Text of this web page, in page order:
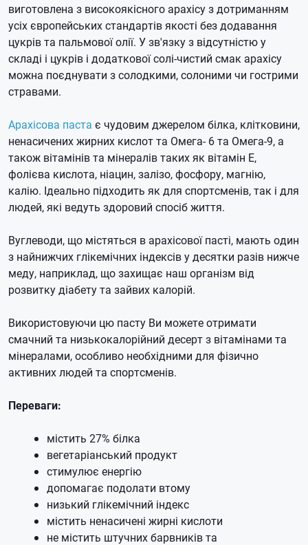
виготовлена з високоякісного арахісу з дотриманням
усіх європейських стандартів якості без додавання
цукрів та пальмової олії. У зв'язку з відсутністю у
складі і цукрів і додаткової солі-чистий смак арахісу
можна поєднувати з солодкими, солоними чи гострими
стравами.
Арахісова паста є чудовим джерелом білка, клітковини,
ненасичених жирних кислот та Омега- 6 та Омега-9, а
також вітамінів та мінералів таких як вітамін Е,
фолієва кислота, ніацин, залізо, фосфору, магнію,
калію. Ідеально підходить як для спортсменів, так і для
людей, які ведуть здоровий спосіб життя.
Вуглеводи, що містяться в арахісової пасті, мають один
з найнижчих глікемічних індексів у десятки разів нижче
меду, наприклад, що захищає наш організм від
розвитку діабету та зайвих калорій.
Використовуючи цю пасту Ви можете отримати
смачний та низькокалорійний десерт з вітамінами та
мінералами, особливо необхідними для фізично
активних людей та спортсменів.
Переваги:
містить 27% білка
вегетаріанський продукт
стимулює енергію
допомагає подолати втому
низький глікемічний індекс
містить ненасичені жирні кислоти
не містить штучних барвників та